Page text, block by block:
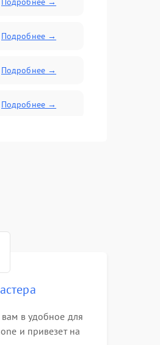
Подробнее →
Подробнее →
Подробнее →
в удобное для
и привезет на